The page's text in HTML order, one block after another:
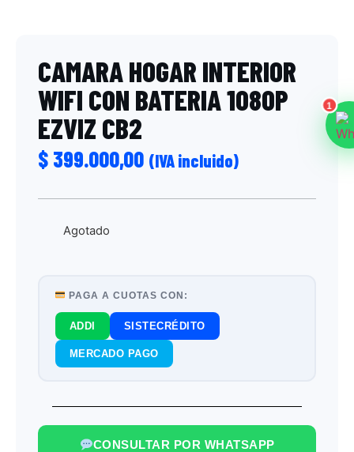
CAMARA HOGAR INTERIOR
WIFI CON BATERIA 1080P
EZVIZ CB2
$ 399.000,00 (IVA incluido)
Agotado
PAGA A CUOTAS CON:
ADDI SISTECRÉDITO
MERCADO PAGO
CONSULTAR POR WHATSAPP
1